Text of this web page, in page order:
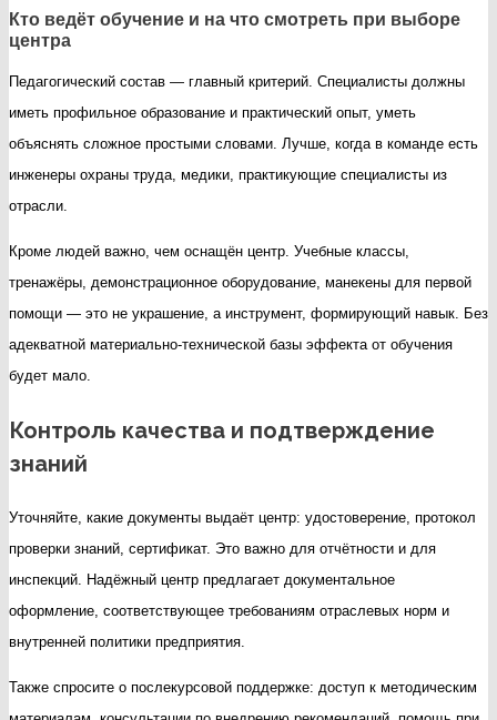
Кто ведёт обучение и на что смотреть при выборе
центра
Педагогический состав — главный критерий. Специалисты должны
иметь профильное образование и практический опыт, уметь
объяснять сложное простыми словами. Лучше, когда в команде есть
инженеры охраны труда, медики, практикующие специалисты из
отрасли.
Кроме людей важно, чем оснащён центр. Учебные классы,
тренажёры, демонстрационное оборудование, манекены для первой
помощи — это не украшение, а инструмент, формирующий навык. Без
адекватной материально-технической базы эффекта от обучения
будет мало.
Контроль качества и подтверждение
знаний
Уточняйте, какие документы выдаёт центр: удостоверение, протокол
проверки знаний, сертификат. Это важно для отчётности и для
инспекций. Надёжный центр предлагает документальное
оформление, соответствующее требованиям отраслевых норм и
внутренней политики предприятия.
Также спросите о послекурсовой поддержке: доступ к методическим